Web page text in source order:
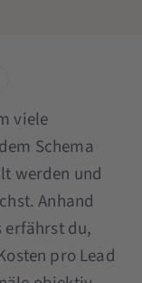
viele
Schema
werden und
Anhand
erfährst du,
pro Lead